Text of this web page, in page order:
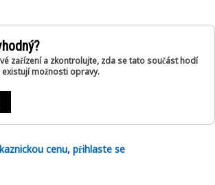
zařízení a zkontrolujte, zda se tato součást hodí
možnosti opravy.
cenu, přihlaste se